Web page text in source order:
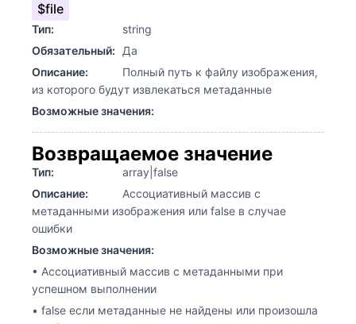
$file
Тип:
string
Обязательный:
Да
Описание:
Полный путь к файлу изображения,
из которого будут извлекаться метаданные
Возможные значения:
Возвращаемое значение
Тип:
array|false
Описание:
Ассоциативный массив с
метаданными изображения или false в случае
ошибки
Возможные значения:
• Ассоциативный массив с метаданными при
успешном выполнении
• false если метаданные не найдены или произошла